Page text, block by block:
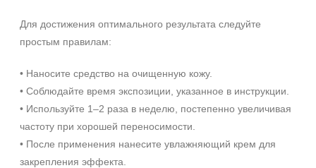
Уровень SPF защиты
Для достижения оптимального результата следуйте
простым правилам:
• Наносите средство на очищенную кожу.
• Соблюдайте время экспозиции, указанное в инструкции.
• Используйте 1–2 раза в неделю, постепенно увеличивая
частоту при хорошей переносимости.
• После применения нанесите увлажняющий крем для
закрепления эффекта.